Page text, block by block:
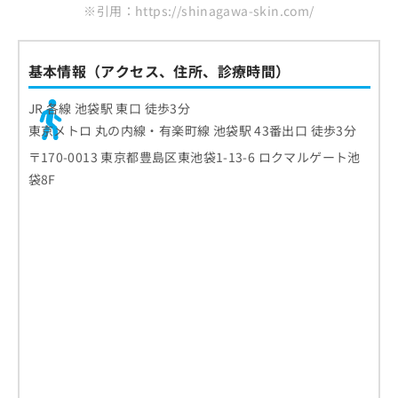
※引用：https://shinagawa-skin.com/
基本情報（アクセス、住所、診療時間）
JR 各線 池袋駅 東口 徒歩3分
東京メトロ 丸の内線・有楽町線 池袋駅 43番出口 徒歩3分
〒170-0013 東京都豊島区東池袋1-13-6 ロクマルゲート池
袋8F